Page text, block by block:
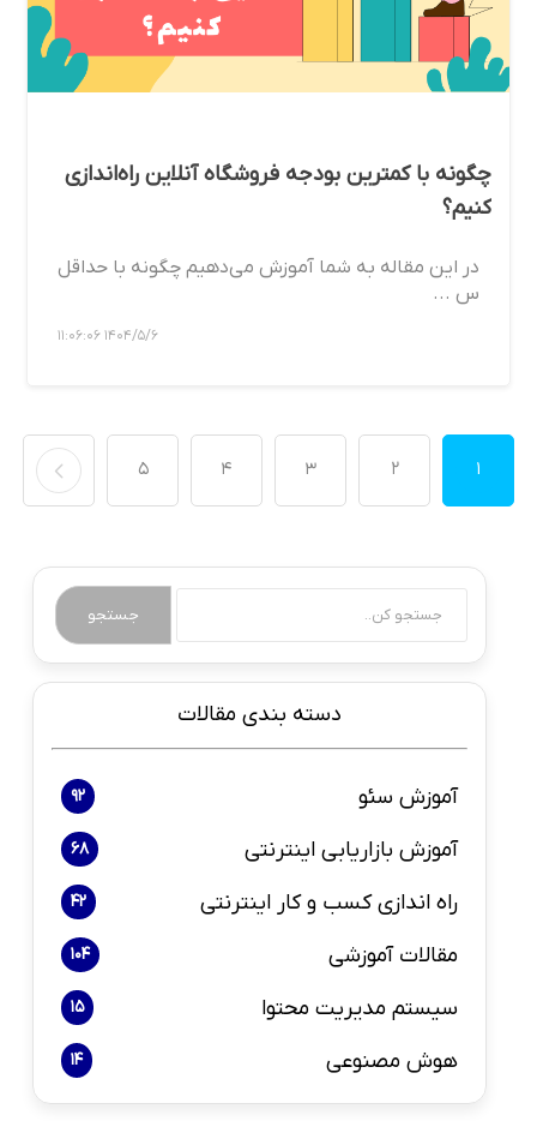
چگونه با کمترین بودجه فروشگاه آنلاین راه‌اندازی
کنیم؟
در این مقاله به شما آموزش می‌دهیم چگونه با حداقل
س ...
1404/5/6 11:06:06
1
2
3
4
5
جستجو
دسته بندی مقالات
آموزش سئو 92
آموزش بازاریابی اینترنتی 68
راه اندازی کسب و کار اینترنتی 42
مقالات آموزشی 104
سیستم مدیریت محتوا 15
هوش مصنوعی 14